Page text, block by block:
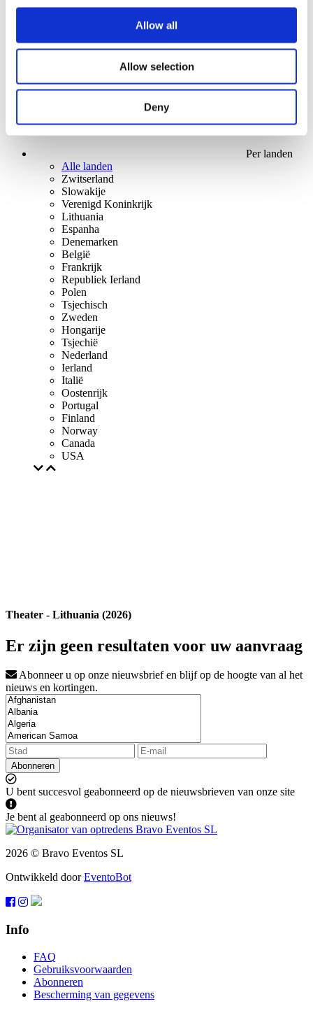
Allow all
Allow selection
Deny
At vise
Per landen
Alle landen
Zwitserland
Slowakije
Verenigd Koninkrijk
Lithuania
Espanha
Denemarken
België
Frankrijk
Republiek Ierland
Polen
Tsjechisch
Zweden
Hongarije
Tsjechië
Nederland
Ierland
Italië
Oostenrijk
Portugal
Finland
Norway
Canada
USA
Theater - Lithuania (2026)
Er zijn geen resultaten voor uw aanvraag
Abonneer u op onze nieuwsbrief en blijf op de hoogte van al het
nieuws en kortingen.
Abonneren
U bent succesvol geabonneerd op de nieuwsbrieven van onze site
Je bent al geabonneerd op ons nieuws!
2026 © Bravo Eventos SL
Ontwikkeld doorEventoBot
Info
FAQ
Gebruiksvoorwaarden
Abonneren
Bescherming van gegevens